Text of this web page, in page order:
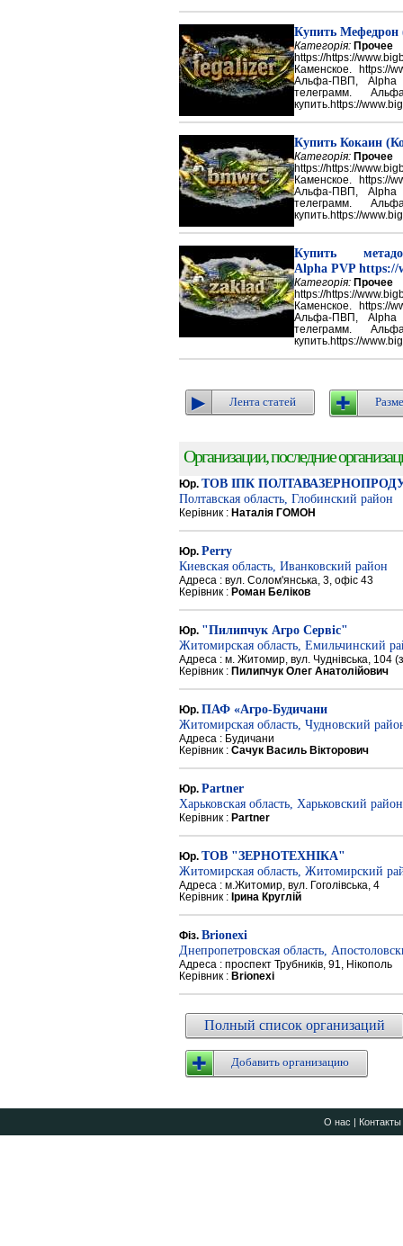
Купить
Категорія: Прочее
https://https://
Каменское. https://
Альфа-ПВП, Alpha
телеграмм.
купить.https://
Купить Кокаин
Категорія: Прочее
https://https://
Каменское. https://
Альфа-ПВП, Alpha
телеграмм.
купить.https://
Купить
Alpha PVP https://
Категорія: Прочее
https://https://
Каменское. https://
Альфа-ПВП, Alpha
телеграмм.
купить.https://
Лента статей
Организации, последние
Юр. ТОВ ІПК
Полтавская область, Глобинский район
Керівник : Наталія ГОМОН
Юр. Perry
Киевская область, Иванковский район
Адреса : вул. Солом'янська, 3, офіс 43
Керівник : Роман Беліков
Юр. "Пилипчук Агро Сервіс"
Житомирская область, Емильчинский
Адреса : м. Житомир, вул. Чуднівська, 104
Керівник : Пилипчук Олег Анатолійович
Юр. ПАФ «Агро-Будичани
Житомирская область, Чудновский
Адреса : Будичани
Керівник : Сачук Василь Вікторович
Юр. Partner
Харьковская область, Харьковский район
Керівник : Partner
Юр. ТОВ "ЗЕРНОТЕХНІКА"
Житомирская область, Житомирский
Адреса : м.Житомир, вул. Гоголівська, 4
Керівник : Ірина Круглій
Фіз. Brionexi
Днепропетровская область,
Адреса : проспект Трубників, 91, Нікополь
Керівник : Brionexi
Полный список организаций
Добавить организацию
О нас | Контакты